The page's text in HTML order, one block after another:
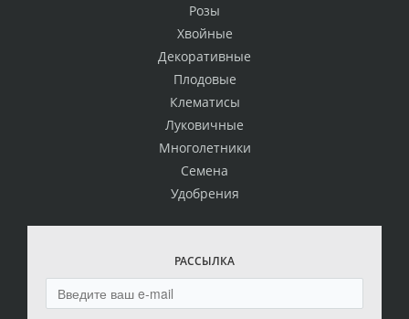
Розы
Хвойные
Декоративные
Плодовые
Клематисы
Луковичные
Многолетники
Семена
Удобрения
РАССЫЛКА